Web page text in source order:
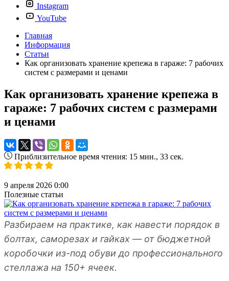
Instagram
YouTube
Главная
Информация
Статьи
Как организовать хранение крепежа в гараже: 7 рабочих
систем с размерами и ценами
Как организовать хранение крепежа в
гараже: 7 рабочих систем с размерами
и ценами
Приблизительное время чтения: 15 мин., 33 сек.
9 апреля 2026 0:00
Полезные статьи
Разбираем на практике, как навести порядок в
болтах, саморезах и гайках — от бюджетной
коробочки из-под обуви до профессионального
стеллажа на 150+ ячеек.